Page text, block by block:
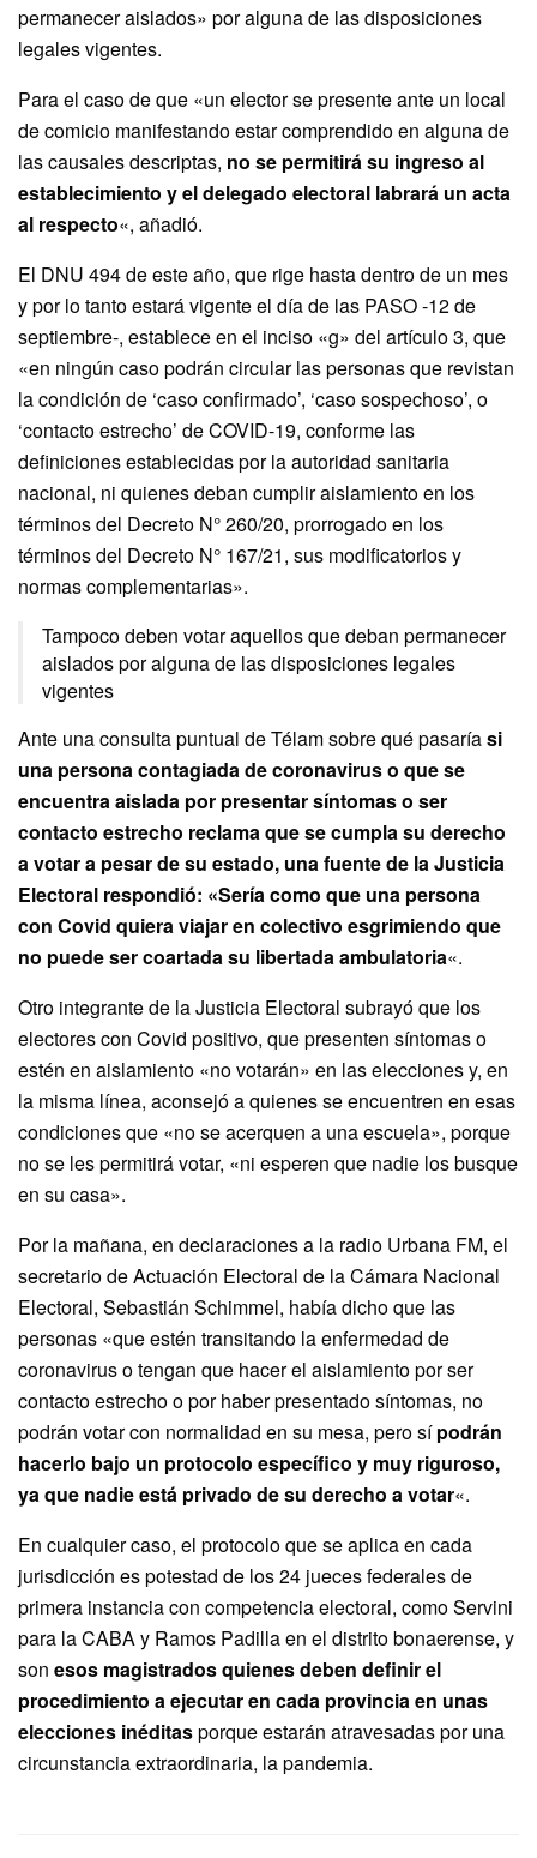
permanecer aislados» por alguna de las disposiciones
legales vigentes.
Para el caso de que «un elector se presente ante un local
de comicio manifestando estar comprendido en alguna de
las causales descriptas, no se permitirá su ingreso al
establecimiento y el delegado electoral labrará un acta
al respecto«, añadió.
El DNU 494 de este año, que rige hasta dentro de un mes
y por lo tanto estará vigente el día de las PASO -12 de
septiembre-, establece en el inciso «g» del artículo 3, que
«en ningún caso podrán circular las personas que revistan
la condición de ‘caso confirmado’, ‘caso sospechoso’, o
‘contacto estrecho’ de COVID-19, conforme las
definiciones establecidas por la autoridad sanitaria
nacional, ni quienes deban cumplir aislamiento en los
términos del Decreto N° 260/20, prorrogado en los
términos del Decreto N° 167/21, sus modificatorios y
normas complementarias».
Tampoco deben votar aquellos que deban permanecer
aislados por alguna de las disposiciones legales
vigentes
Ante una consulta puntual de Télam sobre qué pasaríasi
una persona contagiada de coronavirus o que se
encuentra aislada por presentar síntomas o ser
contacto estrecho reclama que se cumpla su derecho
a votar a pesar de su estado, una fuente de la Justicia
Electoral respondió: «Sería como que una persona
con Covid quiera viajar en colectivo esgrimiendo que
no puede ser coartada su libertada ambulatoria«.
Otro integrante de la Justicia Electoral subrayó que los
electores con Covid positivo, que presenten síntomas o
estén en aislamiento «no votarán» en las elecciones y, en
la misma línea, aconsejó a quienes se encuentren en esas
condiciones que «no se acerquen a una escuela», porque
no se les permitirá votar, «ni esperen que nadie los busque
en su casa».
Por la mañana, en declaraciones a la radio Urbana FM, el
secretario de Actuación Electoral de la Cámara Nacional
Electoral, Sebastián Schimmel, había dicho que las
personas «que estén transitando la enfermedad de
coronavirus o tengan que hacer el aislamiento por ser
contacto estrecho o por haber presentado síntomas, no
podrán votar con normalidad en su mesa, pero sípodrán
hacerlo bajo un protocolo específico y muy riguroso,
ya que nadie está privado de su derecho a votar«.
En cualquier caso, el protocolo que se aplica en cada
jurisdicción es potestad de los 24 jueces federales de
primera instancia con competencia electoral, como Servini
para la CABA y Ramos Padilla en el distrito bonaerense, y
son esos magistrados quienes deben definir el
procedimiento a ejecutar en cada provincia en unas
elecciones inéditasporque estarán atravesadas por una
circunstancia extraordinaria, la pandemia.